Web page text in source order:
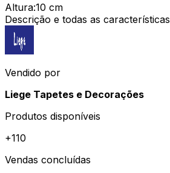
Altura:10 cm
Descrição e todas as características
Vendido por
Liege Tapetes e Decorações
Produtos disponíveis
+110
Vendas concluídas